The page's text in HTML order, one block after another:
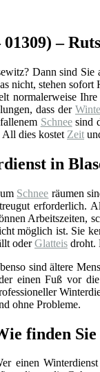
–
Dann sind Sie
nicht, stehen
normalerweise
dass der
Schneesind
All dies kostet Zeit
in
Schnee räumen
erforderlich.
Arbeitszeiten,
möglich ist. Sie
oderGlatteis droht.
sind ältere
einen Fuß vor
ohne Probleme.
finden
einen